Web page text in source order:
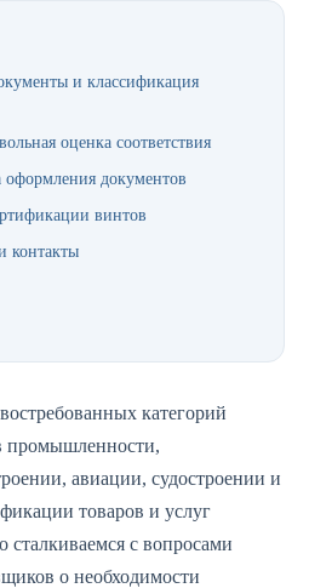
и классификация
оценка соответствия
документов
винтов
контакты
категорий
промышленности,
авиации, судостроении и
товаров и услуг
с вопросами
о необходимости